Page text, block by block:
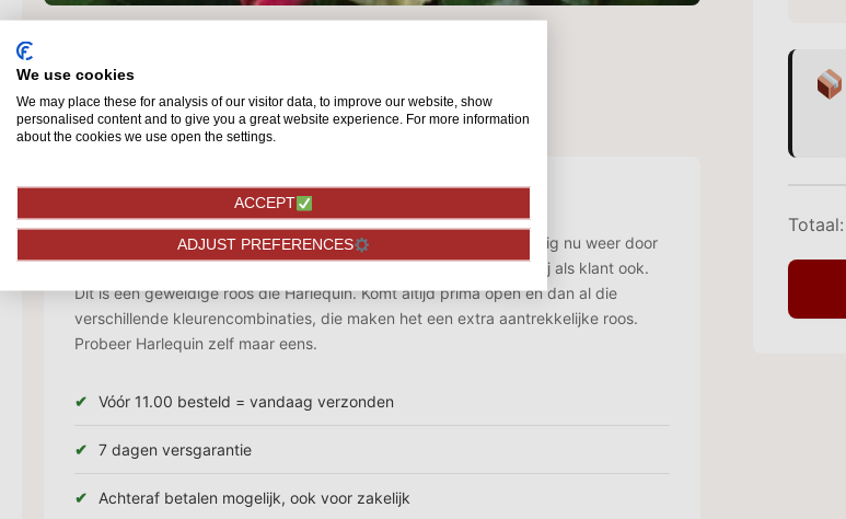
Deze roos was lange tijd van de markt verdwenen, maar is gelukkig nu weer door
een andere kweker opgepakt. Daar wordt ik zeker blij van, maar jij als klant ook.
Dit is een geweldige roos die Harlequin. Komt altijd prima open en dan al die
verschillende kleurencombinaties, die maken het een extra aantrekkelijke roos.
Probeer Harlequin zelf maar eens.
Vóór 11.00 besteld = vandaag verzonden
7 dagen versgarantie
Achteraf betalen mogelijk, ook voor zakelijk
Totaal:
We use cookies
We may place these for analysis of our visitor data, to improve our website, show
personalised content and to give you a great website experience. For more information
about the cookies we use open the settings.
ACCEPT
ADJUST PREFERENCES